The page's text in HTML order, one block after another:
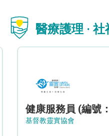
醫療護理 · 社
健康服務員 (編號
基督教靈實協會